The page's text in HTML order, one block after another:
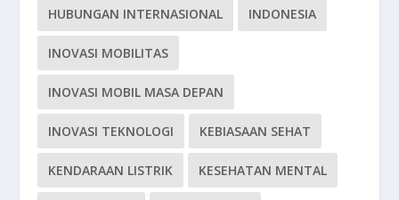
HUBUNGAN INTERNASIONAL INDONESIA
INOVASI MOBILITAS
INOVASI MOBIL MASA DEPAN
INOVASI TEKNOLOGI KEBIASAAN SEHAT
KENDARAAN LISTRIK KESEHATAN MENTAL